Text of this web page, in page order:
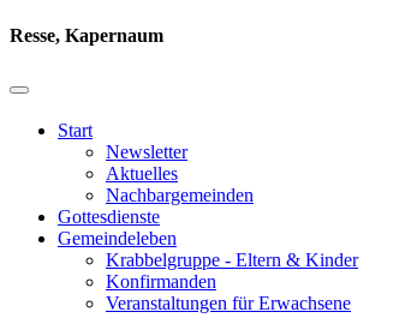
Resse, Kapernaum
Start
Newsletter
Aktuelles
Nachbargemeinden
Gottesdienste
Gemeindeleben
Krabbelgruppe - Eltern & Kinder
Konfirmanden
Veranstaltungen für Erwachsene